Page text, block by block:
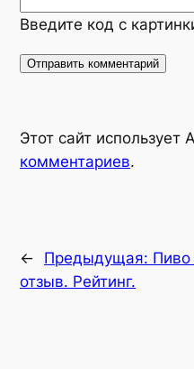
Введите код с
Этот сайт
комментариев.
← Предыдущая: Пиво
отзыв. Рейтинг.